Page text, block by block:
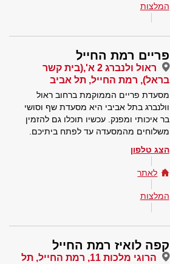
המלצות
פריים רמת החייל
ראול ולנברג 2 א',(בית קשר
בראל), רמת החייל, תל אביב
מסעדת פריים הממוקמת ברחוב ראול
וולנברג בתל אביבי היא מסעדת שף וסושי
בר איכותי ומפנק. עכשיו תוכלו גם להזמין
משלוחים מהמסעדה עד לפתח ביתיכם.
הצג טלפון
לאתר
המלצות
קפה לואיז רמת החייל
הרוגי מלכות 11, רמת החייל, תל